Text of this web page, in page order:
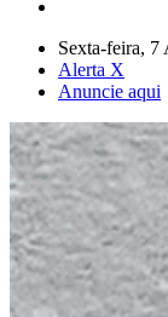
Sexta-feira, 7
Alerta X
Anuncie aqui